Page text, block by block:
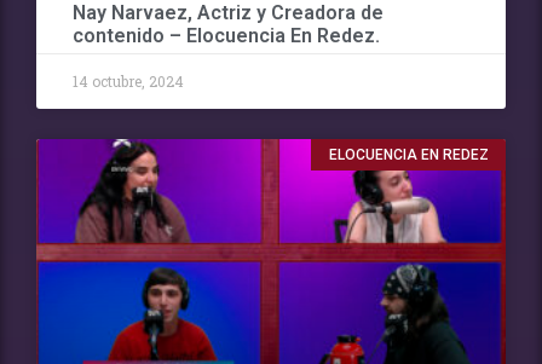
Nay Narvaez, Actriz y Creadora de
contenido – Elocuencia En Redez.
14 octubre, 2024
ELOCUENCIA EN REDEZ